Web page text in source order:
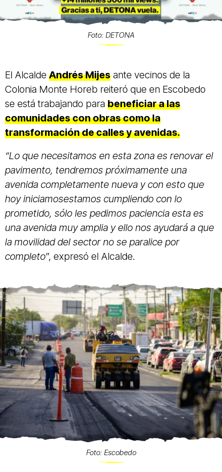
Foto: DETONA
El Alcalde Andrés Mijes ante vecinos de la
Colonia Monte Horeb reiteró que en Escobedo
se está trabajando para beneficiar a las
comunidades con obras como la
transformación de calles y avenidas.
“Lo que necesitamos en esta zona es renovar el
pavimento, tendremos próximamente una
avenida completamente nueva y con esto que
hoy iniciamosestamos cumpliendo con lo
prometido, sólo les pedimos paciencia esta es
una avenida muy amplia y ello nos ayudará a que
la movilidad del sector no se paralice por
completo”, expresó el Alcalde.
Foto: Escobedo